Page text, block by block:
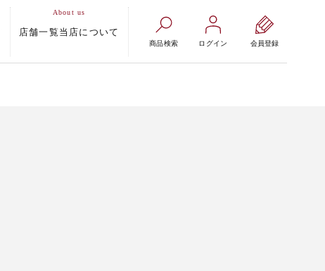
店舗一覧 当店について
商品検索 ログイン 会員登録